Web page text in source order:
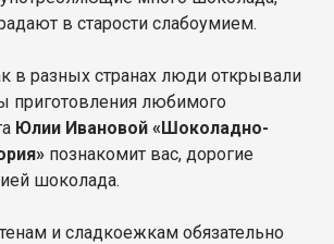
в старости слабоумием.
в разных странах люди открывали
приготовления любимого
Юлии Ивановой «Шоколадно-
познакомит вас, дорогие
шоколада.
и сладкоежкам обязательно